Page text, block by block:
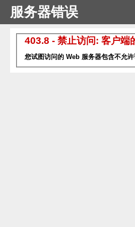
服务器错误
403.8 - 禁止访问: 客户端
您试图访问的 Web 服务器包含不允